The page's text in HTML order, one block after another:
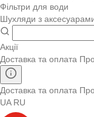
Фільтри для води
Шухляди з
Акції
Доставка та оплата
Доставка та оплата
UA RU